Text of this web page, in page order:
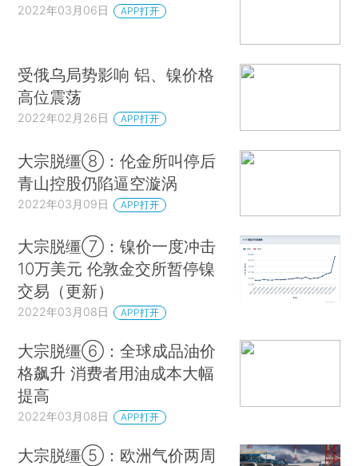
2022年03月06日 APP打开
受俄乌局势影响 铝、镍价格
高位震荡
2022年02月26日 APP打开
大宗脱缰⑧：伦金所叫停后
青山控股仍陷逼空漩涡
2022年03月09日 APP打开
大宗脱缰⑦：镍价一度冲击
10万美元 伦敦金交所暂停镍
交易（更新）
2022年03月08日 APP打开
大宗脱缰⑥：全球成品油价
格飙升 消费者用油成本大幅
提高
2022年03月08日 APP打开
大宗脱缰⑤：欧洲气价两周